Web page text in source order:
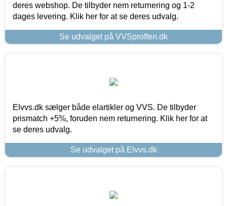
deres webshop. De tilbyder nem returnering og 1-2
dages levering. Klik her for at se deres udvalg.
Se udvalget på VVSproffen.dk
Elvvs.dk sælger både elartikler og VVS. De tilbyder
prismatch +5%, foruden nem returnering. Klik her for at
se deres udvalg.
Se udvalget på Elvvs.dk